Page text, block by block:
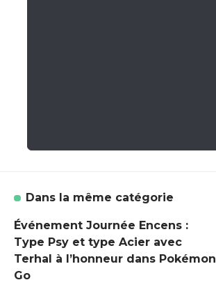
Dans la même catégorie
Événement Journée Encens :
Type Psy et type Acier avec
Terhal à l’honneur dans Pokémon
Go